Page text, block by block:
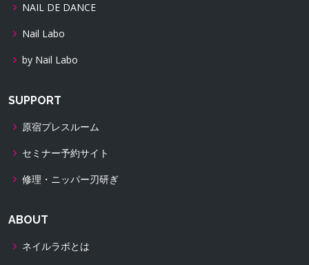
NAIL DE DANCE
Nail Labo
by Nail Labo
SUPPORT
原宿プレスルーム
セミナー予約サイト
修理・ニッパー刃研ぎ
ABOUT
ネイルラボとは